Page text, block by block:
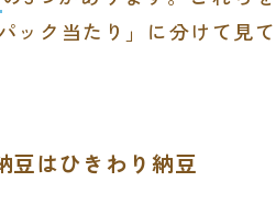
ック当たり」に分けて見て
豆はひきわり納豆